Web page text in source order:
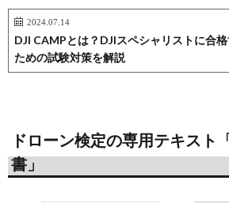
2024.07.14
DJI CAMPとは？DJIスペシャリストに合
ための試験対策を解説
ドローン検定の専用テキスト
書」